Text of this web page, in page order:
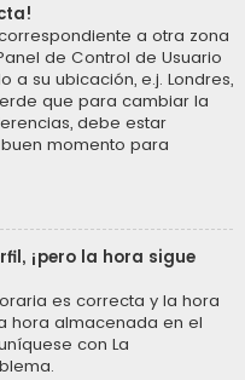
a otra zona
de Control de Usuario
su ubicación, e.j. Londres,
que para cambiar la
debe estar
momento para
¡pero la hora sigue
es correcta y la hora
hora almacenada en el
con La